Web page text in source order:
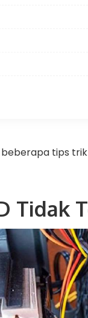
tips
Tidak